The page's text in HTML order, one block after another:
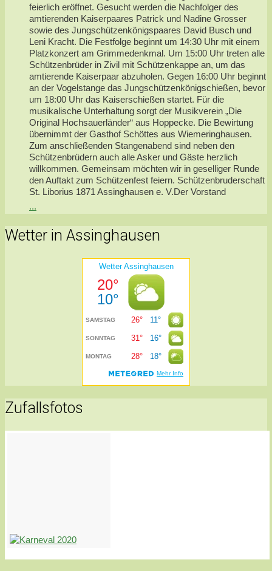
feierlich eröffnet. Gesucht werden die Nachfolger des
amtierenden Kaiserpaares Patrick und Nadine Grosser
sowie des Jungschützenkönigspaares David Busch und
Leni Kracht. Die Festfolge beginnt um 14:30 Uhr mit einem
Platzkonzert am Grimmedenkmal. Um 15:00 Uhr treten alle
Schützenbrüder in Zivil mit Schützenkappe an, um das
amtierende Kaiserpaar abzuholen. Gegen 16:00 Uhr beginnt
an der Vogelstange das Jungschützenkönigschießen, bevor
um 18:00 Uhr das Kaiserschießen startet. Für die
musikalische Unterhaltung sorgt der Musikverein „Die
Original Hochsauerländer“ aus Hoppecke. Die Bewirtung
übernimmt der Gasthof Schöttes aus Wiemeringhausen.
Zum anschließenden Stangenabend sind neben den
Schützenbrüdern auch alle Asker und Gäste herzlich
willkommen. Gemeinsam möchten wir in geselliger Runde
den Auftakt zum Schützenfest feiern. Schützenbruderschaft
St. Liborius 1871 Assinghausen e. V.Der Vorstand
...
Wetter in Assinghausen
Zufallsfotos